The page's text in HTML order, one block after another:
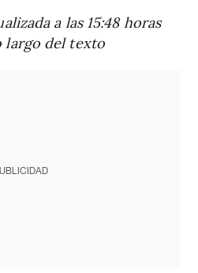
a las 15:48 horas
largo del texto